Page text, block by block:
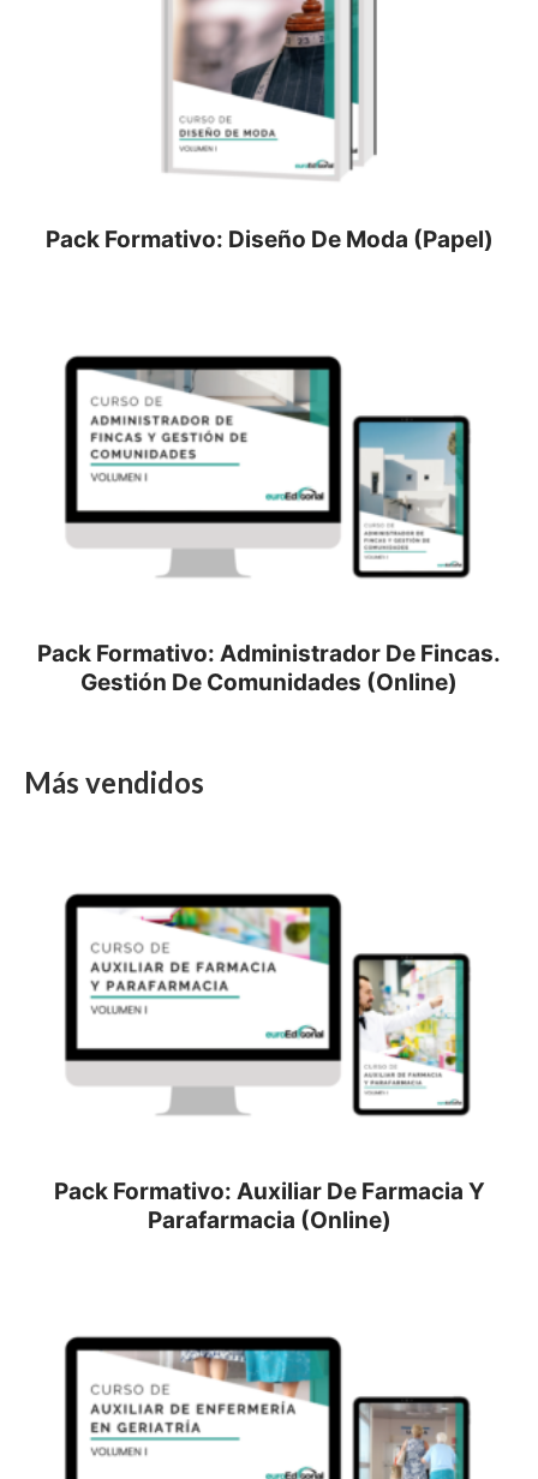
Pack Formativo: Diseño De Moda (Papel)
Pack Formativo: Administrador De Fincas.
Gestión De Comunidades (Online)
Más vendidos
Pack Formativo: Auxiliar De Farmacia Y
Parafarmacia (Online)